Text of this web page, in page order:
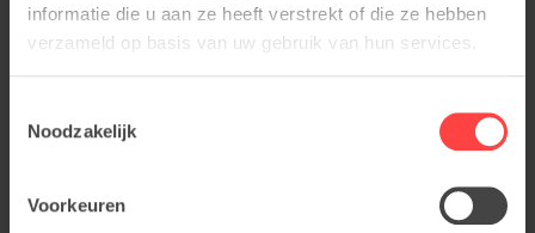
informatie die u aan ze heeft verstrekt of die ze hebben
verzameld op basis van uw gebruik van hun services.
Noodzakelijk
Voorkeuren